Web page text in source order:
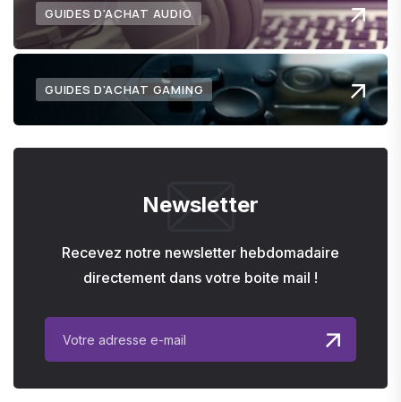
GUIDES D'ACHAT AUDIO
GUIDES D'ACHAT GAMING
Newsletter
Recevez notre newsletter hebdomadaire
directement dans votre boite mail !